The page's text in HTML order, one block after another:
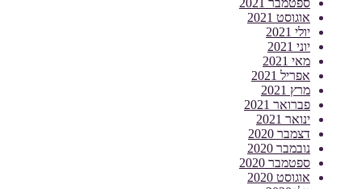
אוגוסט 2021
יולי 2021
יוני 2021
מאי 2021
אפריל 2021
מרץ 2021
פברואר 2021
ינואר 2021
דצמבר 2020
נובמבר 2020
ספטמבר 2020
אוגוסט 2020